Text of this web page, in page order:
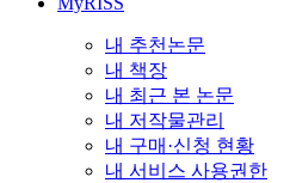
내 추천논문
내 책장
내 최근 본 논문
내 저작물관리
내 구매·신청 현황
내 서비스 사용권한